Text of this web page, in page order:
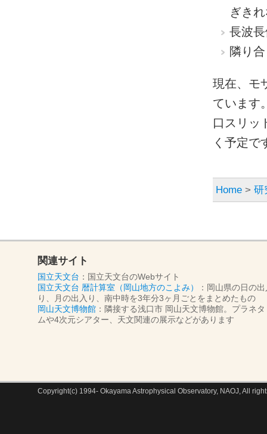
ぎき
長波
隣り
現在、モ
ています
口スリッ
く予定で
Home > 研
関連サイト
国立天文台 ：国立天文台のWebサイト
国立天文台 暦計算室（岡山地方のこよみ）
：岡山県の日の
り、月の出入り、南中時を3年分3ヶ月ごとをまとめたもの
岡山天文博物館 ：隣接する浅口市 岡山天文博物館。プラネタ
ムや4次元シアター、天文関連の展示などがあります
Copyright(c) 1994- Okayama Astrophysical Observatory, NAOJ, All